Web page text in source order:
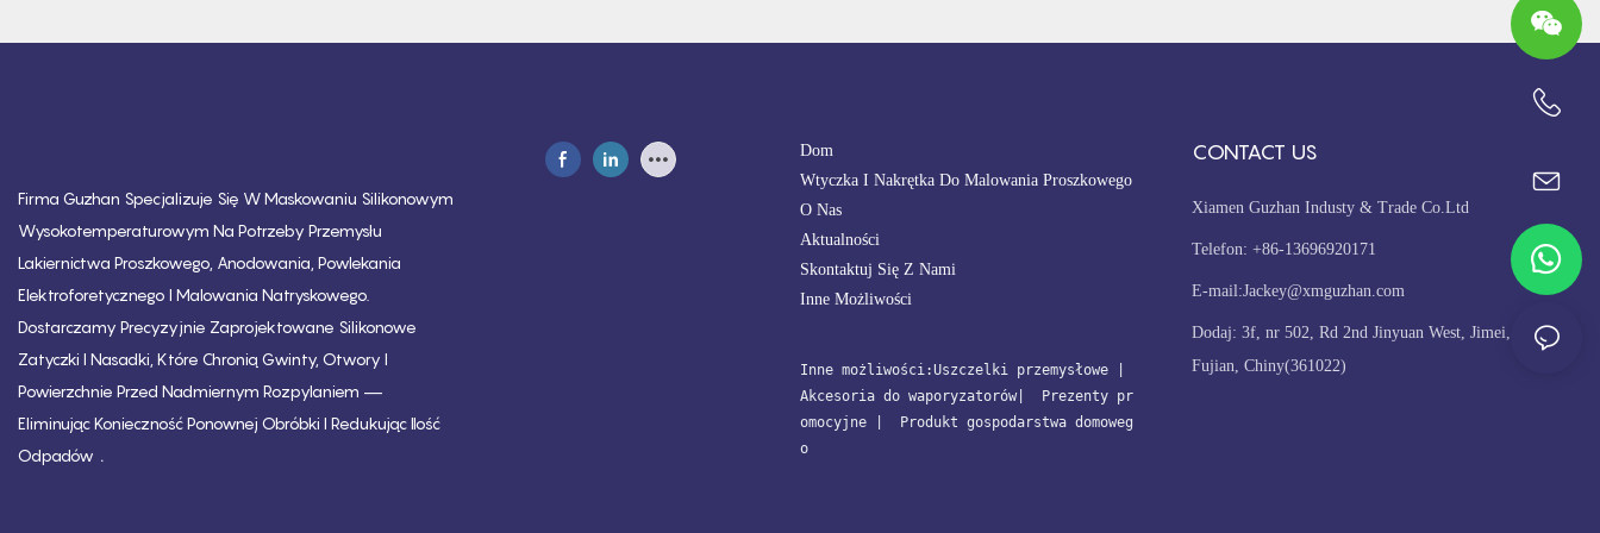
Firma Guzhan Specjalizuje Się W Maskowaniu Silikonowym
Wysokotemperaturowym Na Potrzeby Przemysłu
Lakiernictwa Proszkowego, Anodowania, Powlekania
Elektroforetycznego I Malowania Natryskowego.
Dostarczamy Precyzyjnie Zaprojektowane Silikonowe
Zatyczki I Nasadki, Które Chronią Gwinty, Otwory I
Powierzchnie Przed Nadmiernym Rozpylaniem —
Eliminując Konieczność Ponownej Obróbki I Redukując Ilość
Odpadów .
Dom
Wtyczka I Nakrętka Do Malowania Proszkowego
O Nas
Aktualności
Skontaktuj Się Z Nami
Inne Możliwości
Inne możliwości:Uszczelki przemysłowe
Akcesoria do waporyzatorów
Prezenty pr
omocyjne
Produkt gospodarstwa domoweg
o
CONTACT US
Xiamen Guzhan Industy & Trade Co.Ltd
Telefon: +86-13696920171
E-mail:Jackey@xmguzhan.com
Dodaj: 3f, nr 502, Rd 2nd Jinyuan West, Jimei, Xiamen,
Fujian, Chiny(361022)